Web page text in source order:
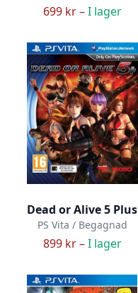
699 kr –I lager
Dead or Alive 5 Plus
PS Vita / Begagnad
899 kr –I lager